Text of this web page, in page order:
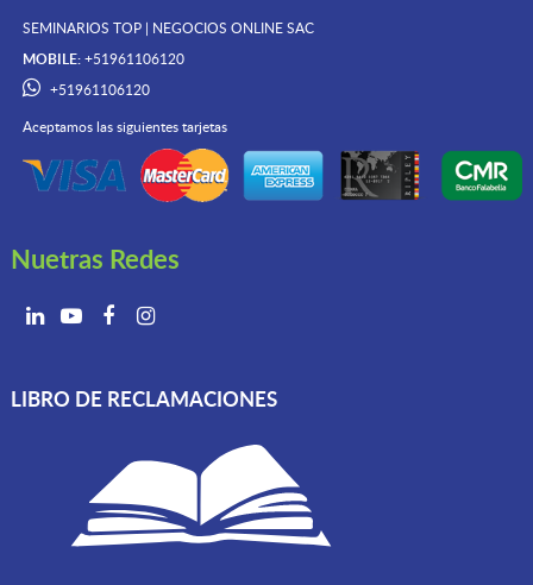
SEMINARIOS TOP | NEGOCIOS ONLINESAC
MOBILE:+51961106120
+51961106120
Aceptamos las siguientes tarjetas
Nuetras Redes
LIBRO DE RECLAMACIONES